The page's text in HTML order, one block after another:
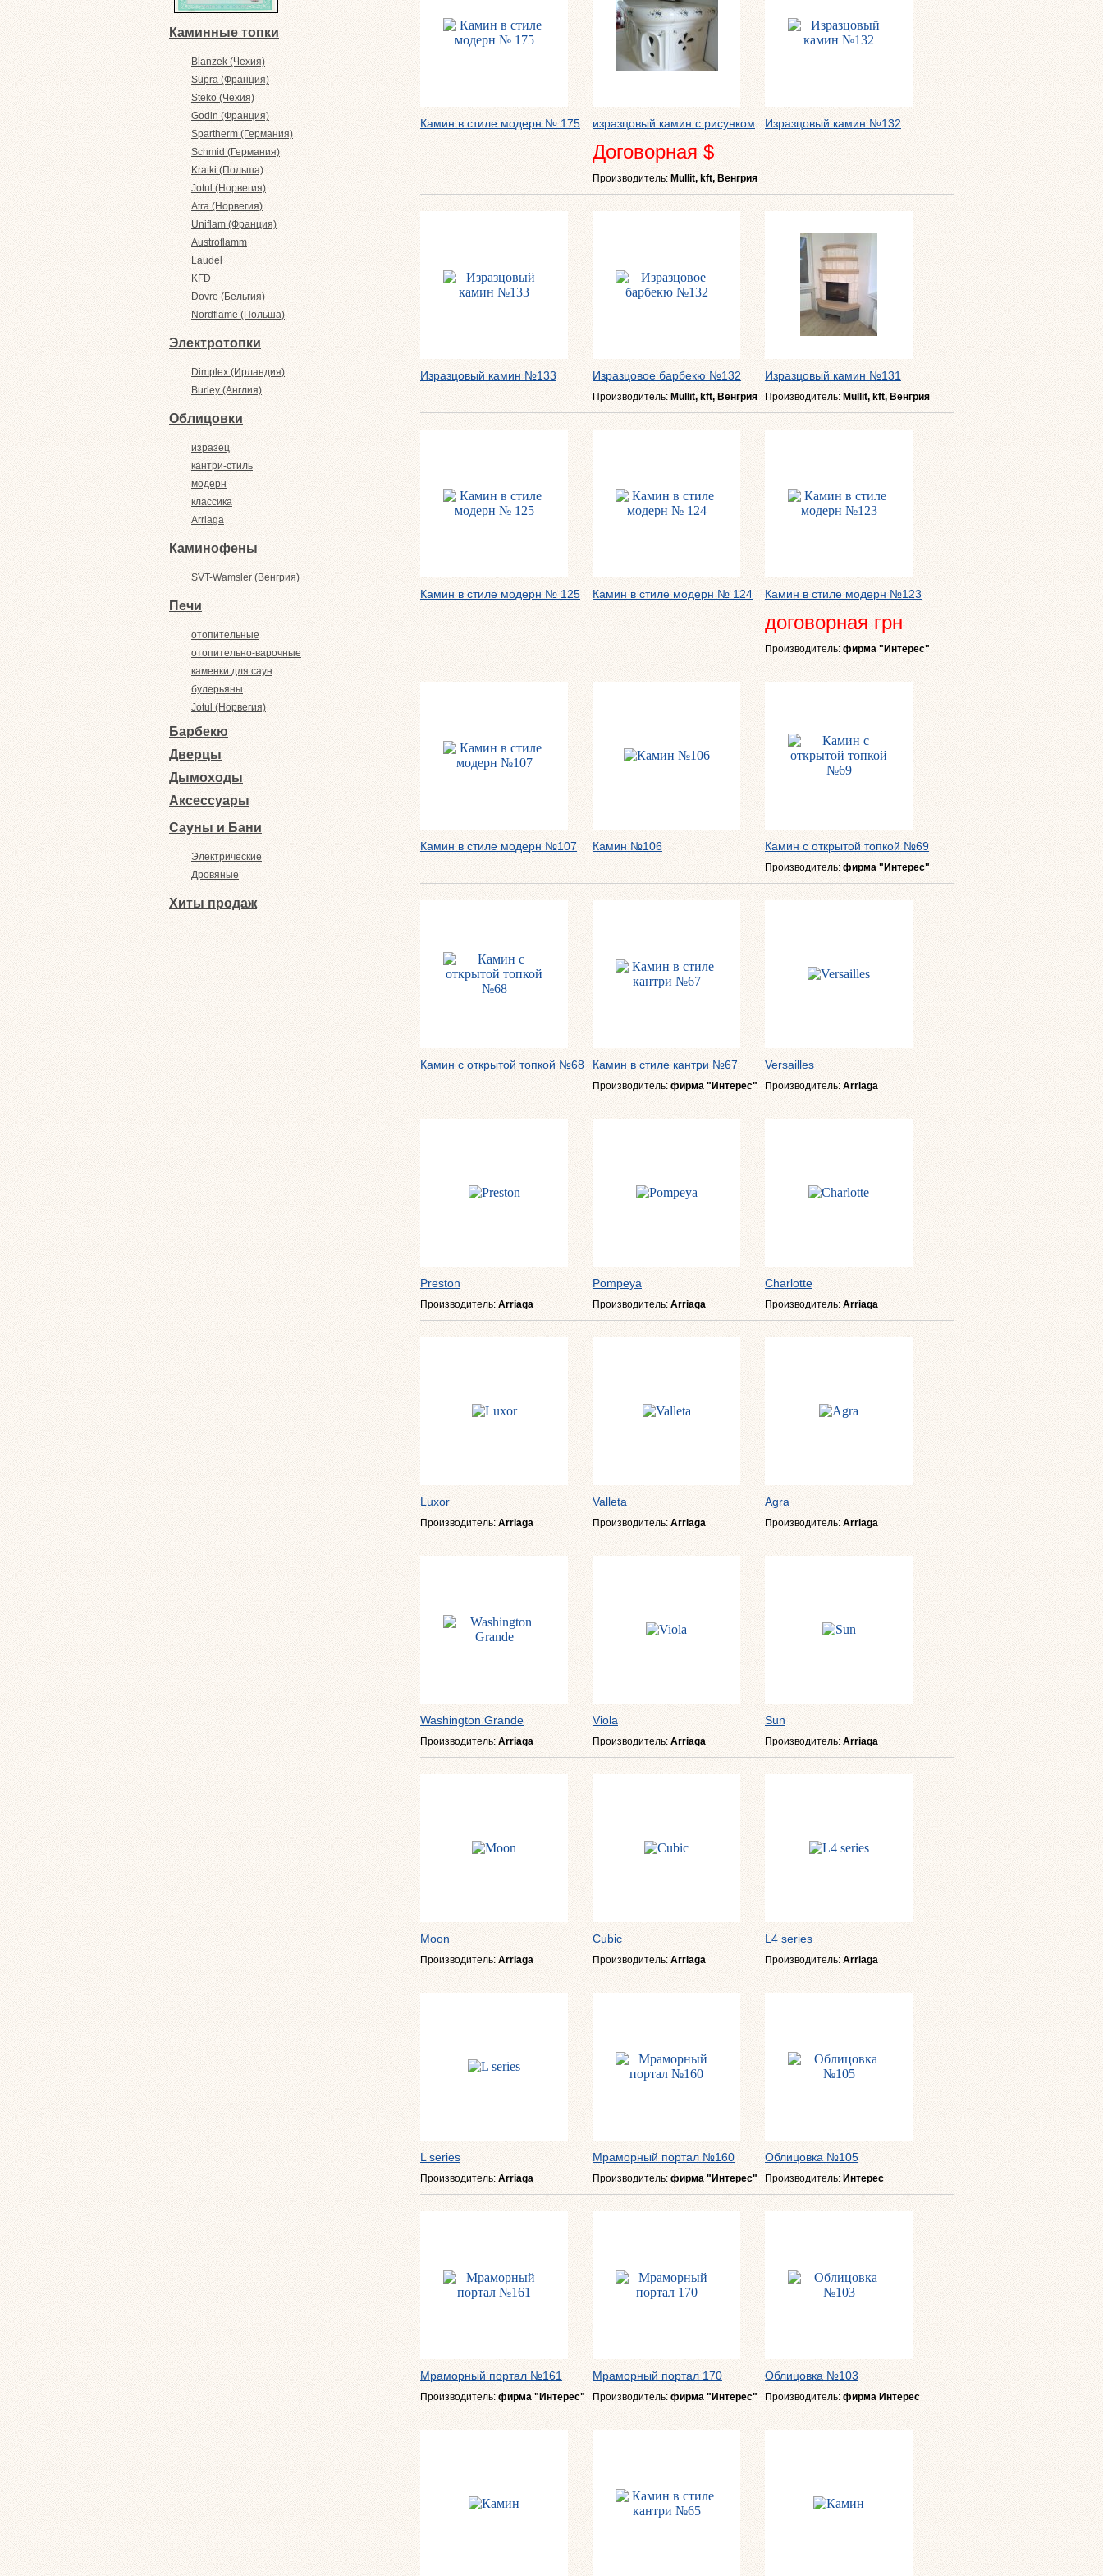
Каминные топки
Blanzek (Чехия)
Supra (Франция)
Steko (Чехия)
Godin (Франция)
Spartherm (Германия)
Schmid (Германия)
Kratki (Польша)
Jotul (Норвегия)
Atra (Норвегия)
Uniflam (Франция)
Austroflamm
Laudel
KFD
Dovre (Бельгия)
Nordflame (Польша)
Электротопки
Dimplex (Ирландия)
Burley (Англия)
Облицовки
изразец
кантри-стиль
модерн
классика
Arriaga
Каминофены
SVT-Wamsler (Венгрия)
Печи
отопительные
отопительно-варочные
каменки для саун
булерьяны
Jotul (Норвегия)
Барбекю
Дверцы
Дымоходы
Аксессуары
Сауны и Бани
Электрические
Дровяные
Хиты продаж
Камин в стиле модерн № 175 изразцовый камин с рисунком
Договорная $
Производитель: Mullit, kft, Венгрия
Изразцовый камин №132
Изразцовый камин №133 Изразцовое барбекю №132
Производитель:Mullit, kft, Венгрия
Изразцовый камин №131
Производитель: Mullit, kft, Венгрия
Камин в стиле модерн № 125 Камин в стиле модерн № 124 Камин в стиле модерн №123
договорная грн
Производитель: фирма "Интерес"
Камин в стиле модерн №107 Камин №106 Камин с открытой топкой №69
Производитель:фирма "Интерес"
Камин с открытой топкой №68 Камин в стиле кантри №67
Производитель: фирма "Интерес"
Versailles
Производитель: Arriaga
Preston
Производитель: Arriaga
Pompeya
Производитель:Arriaga
Charlotte
Производитель: Arriaga
Luxor
Производитель:Arriaga
Valleta
Производитель:Arriaga
Agra
Производитель: Arriaga
Washington Grande
Производитель: Arriaga
Viola
Производитель:Arriaga
Sun
Производитель: Arriaga
Moon
Производитель: Arriaga
Cubic
Производитель: Arriaga
L4 series
Производитель: Arriaga
L series
Производитель: Arriaga
Мраморный портал №160
Производитель: фирма "Интерес"
Облицовка №105
Производитель:Интерес
Мраморный портал №161
Производитель: фирма "Интерес"
Мраморный портал 170
Производитель: фирма "Интерес"
Облицовка №103
Производитель: фирма Интерес